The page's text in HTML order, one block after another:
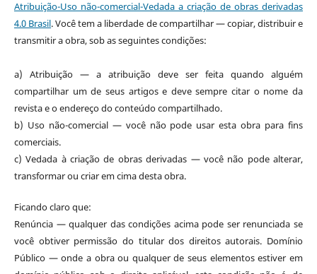
Atribuição-Uso não-comercial-Vedada a criação de obras derivadas
4.0 Brasil. Você tem a liberdade de compartilhar — copiar, distribuir e
transmitir a obra, sob as seguintes condições:
a) Atribuição — a atribuição deve ser feita quando alguém
compartilhar um de seus artigos e deve sempre citar o nome da
revista e o endereço do conteúdo compartilhado.
b) Uso não-comercial — você não pode usar esta obra para fins
comerciais.
c) Vedada à criação de obras derivadas — você não pode alterar,
transformar ou criar em cima desta obra.
Ficando claro que:
Renúncia — qualquer das condições acima pode ser renunciada se
você obtiver permissão do titular dos direitos autorais. Domínio
Público — onde a obra ou qualquer de seus elementos estiver em